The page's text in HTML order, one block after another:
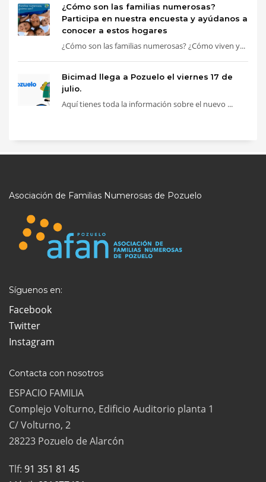
¿Cómo son las familias numerosas?
Participa en nuestra encuesta y ayúdanos a
conocer a estos hogares
¿Cómo son las familias numerosas? ¿Cómo viven y...
Bicimad llega a Pozuelo el viernes 17 de
julio.
Aquí tienes toda la información sobre el nuevo ...
Asociación de Familias Numerosas de Pozuelo
Síguenos en:
Facebook
Twitter
Instagram
Contacta con nosotros
ESPACIO FAMILIA
Complejo Volturno, Edificio Auditorio planta 1
C/ Volturno, 2
28223 Pozuelo de Alarcón
Tlf: 91 351 81 45